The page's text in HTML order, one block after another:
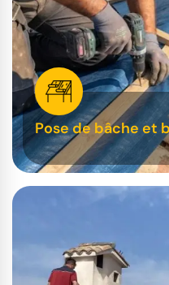
Pose de bâche et